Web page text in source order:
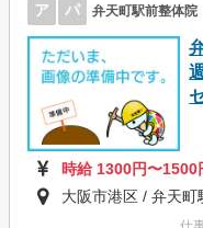
ア パ 弁天町駅前整体院
時給 1300円〜1500
大阪市港区 / 弁天町